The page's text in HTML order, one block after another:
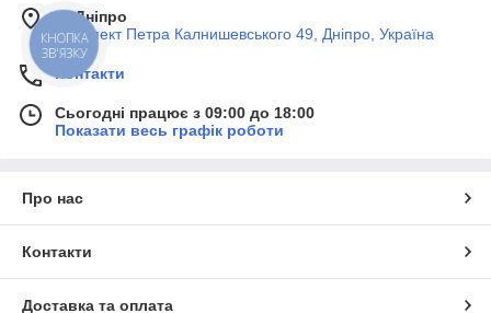
м. Дніпро
Проспект Петра Калнишевського 49, Дніпро, Україна
Контакти
Сьогодні працює з 09:00 до 18:00
Показати весь графік роботи
Про нас
Контакти
Доставка та оплата
КНОПКА
ЗВ'ЯЗКУ